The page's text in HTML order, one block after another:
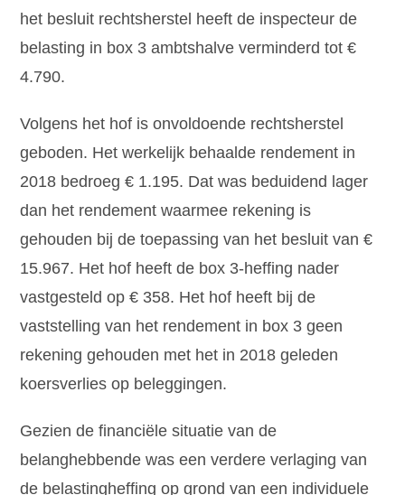
het besluit rechtsherstel heeft de inspecteur de
belasting in box 3 ambtshalve verminderd tot €
4.790.
Volgens het hof is onvoldoende rechtsherstel
geboden. Het werkelijk behaalde rendement in
2018 bedroeg € 1.195. Dat was beduidend lager
dan het rendement waarmee rekening is
gehouden bij de toepassing van het besluit van €
15.967. Het hof heeft de box 3-heffing nader
vastgesteld op € 358. Het hof heeft bij de
vaststelling van het rendement in box 3 geen
rekening gehouden met het in 2018 geleden
koersverlies op beleggingen.
Gezien de financiële situatie van de
belanghebbende was een verdere verlaging van
de belastingheffing op grond van een individuele